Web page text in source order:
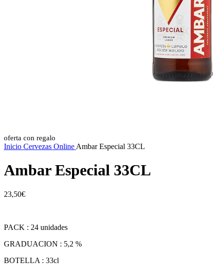
oferta con regalo
Inicio Cervezas Online Ambar Especial 33CL
Ambar Especial 33CL
23,50€
PACK : 24 unidades
GRADUACION : 5,2 %
BOTELLA : 33cl